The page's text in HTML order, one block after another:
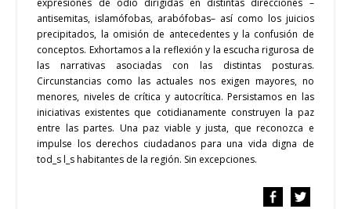
expresiones de odio dirigidas en distintas direcciones –
antisemitas, islamófobas, arabófobas– así como los juicios
precipitados, la omisión de antecedentes y la confusión de
conceptos. Exhortamos a la reflexión y la escucha rigurosa de
las narrativas asociadas con las distintas posturas.
Circunstancias como las actuales nos exigen mayores, no
menores, niveles de crítica y autocrítica. Persistamos en las
iniciativas existentes que cotidianamente construyen la paz
entre las partes. Una paz viable y justa, que reconozca e
impulse los derechos ciudadanos para una vida digna de
tod_s l_s habitantes de la región. Sin excepciones.